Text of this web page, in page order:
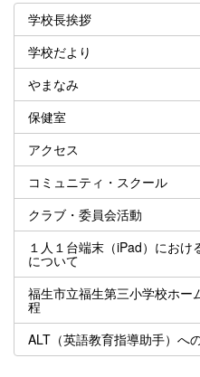
学校長挨拶
学校だより
やまなみ
保健室
アクセス
コミュニティ・スクール
クラブ・委員会活動
１人１台端末（iPad）におけ
について
福生市立福生第三小学校ホー
程
ALT（英語教育指導助手）へ